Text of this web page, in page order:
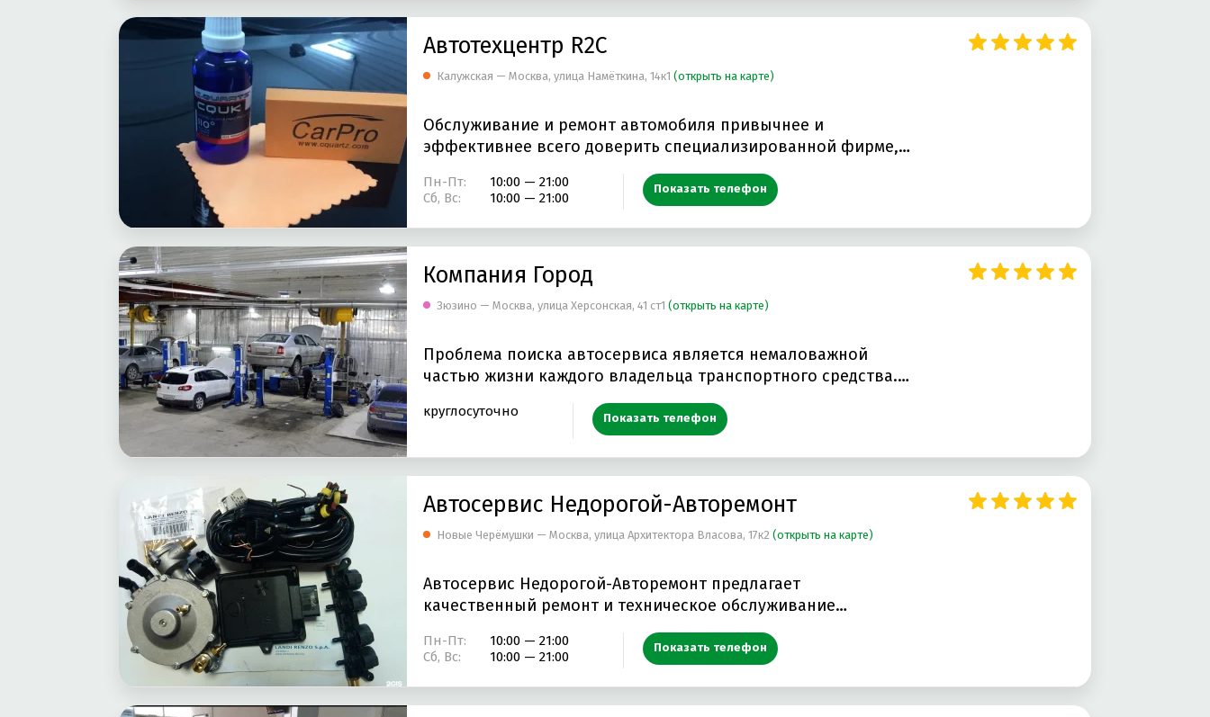
Автотехцентр R2C
Калужская — Москва, улица Намёткина, 14к1 (открыть на карте)
Обслуживание и ремонт автомобиля привычнее и
эффективнее всего доверить специализированной фирме,…
Пн-Пт:
10:00 — 21:00
Сб, Вс:
10:00 — 21:00 Показать телефон
Компания Город
Зюзино — Москва, улица Херсонская, 41 ст1 (открыть на карте)
Проблема поиска автосервиса является немаловажной
частью жизни каждого владельца транспортного средства.…
круглосуточно Показать телефон
Автосервис Недорогой-Авторемонт
Новые Черёмушки — Москва, улица Архитектора Власова, 17к2 (открыть на карте)
Автосервис Недорогой-Авторемонт предлагает
качественный ремонт и техническое обслуживание
Пн-Пт:
10:00 — 21:00
Сб, Вс:
10:00 — 21:00 Показать телефон